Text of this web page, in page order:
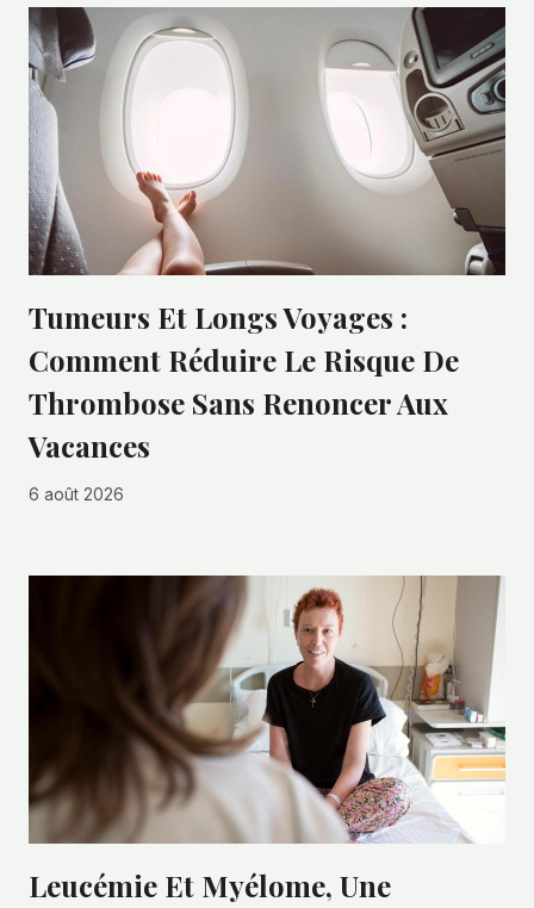
Tumeurs Et Longs Voyages :
Comment Réduire Le Risque De
Thrombose Sans Renoncer Aux
Vacances
6 août 2026
Leucémie Et Myélome, Une